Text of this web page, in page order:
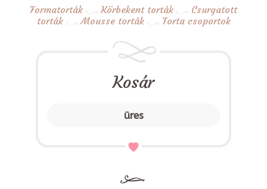
Formatorták Körbekent torták
Csurgatott
torták
Mousse torták Torta csoportok
Kosár
üres